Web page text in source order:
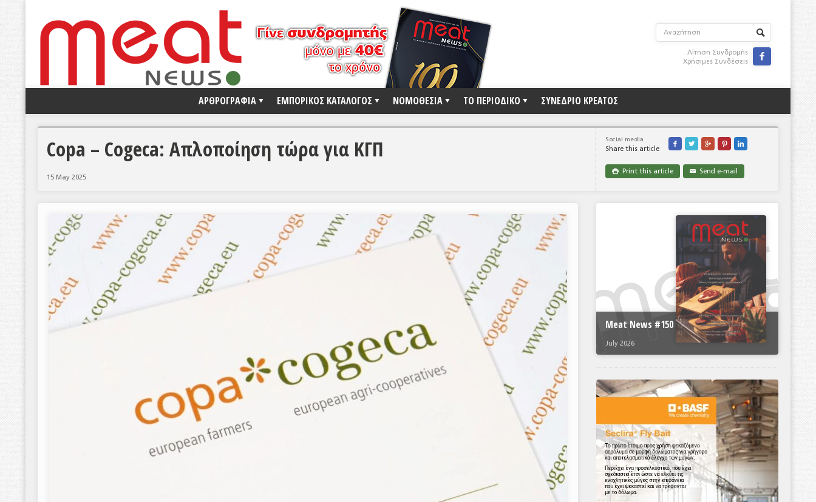
Αίτηση Συνδρομής
Χρήσιμες Συνδέσεις

ΑΡΘΡΟΓΡΑΦΙΑ ΕΜΠΟΡΙΚΟΣ ΚΑΤΑΛΟΓΟΣ ΝΟΜΟΘΕΣΙΑ ΤΟ ΠΕΡΙΟΔΙΚΟ ΣΥΝΕΔΡΙΟ ΚΡΕΑΤΟΣ
Social media
Share this article
    
 Print this article ✉ Send e-mail
Copa – Cogeca: Απλοποίηση τώρα για ΚΓΠ
15 May 2025
Meat News #150
July 2026